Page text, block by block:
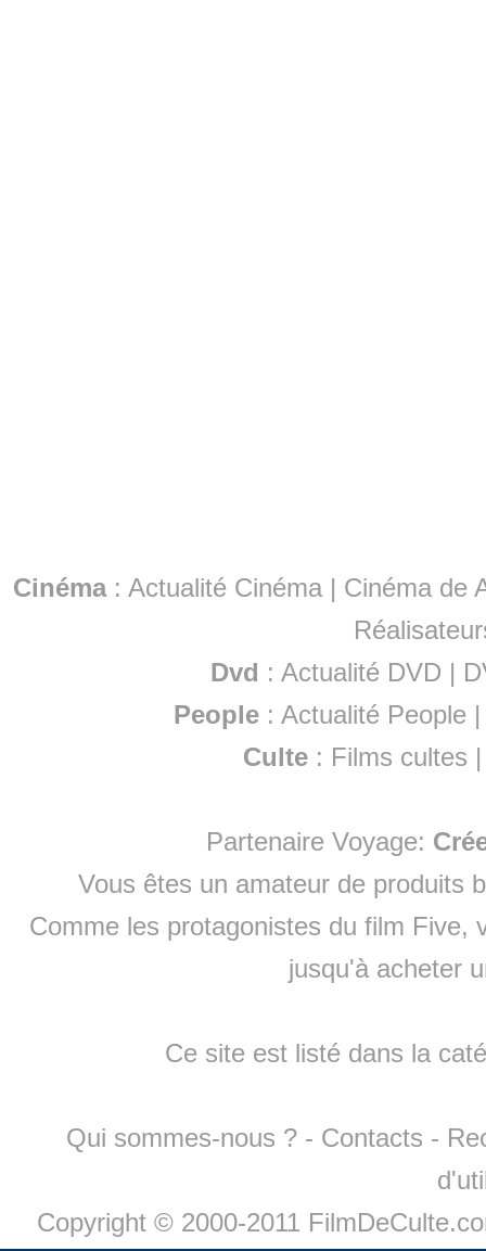
Cinéma: Actualité Cinéma | Cinéma de
Dvd : Actualité DVD |
People :Actualité People
Culte : Films cultes
Partenaire Voyage:
Vous êtes un amateur de produits
Comme les protagonistes du film Five,
jusqu'à acheter
Ce site est listé dans la
Qui sommes-nous ? - Contacts -
Copyright © 2000-2011